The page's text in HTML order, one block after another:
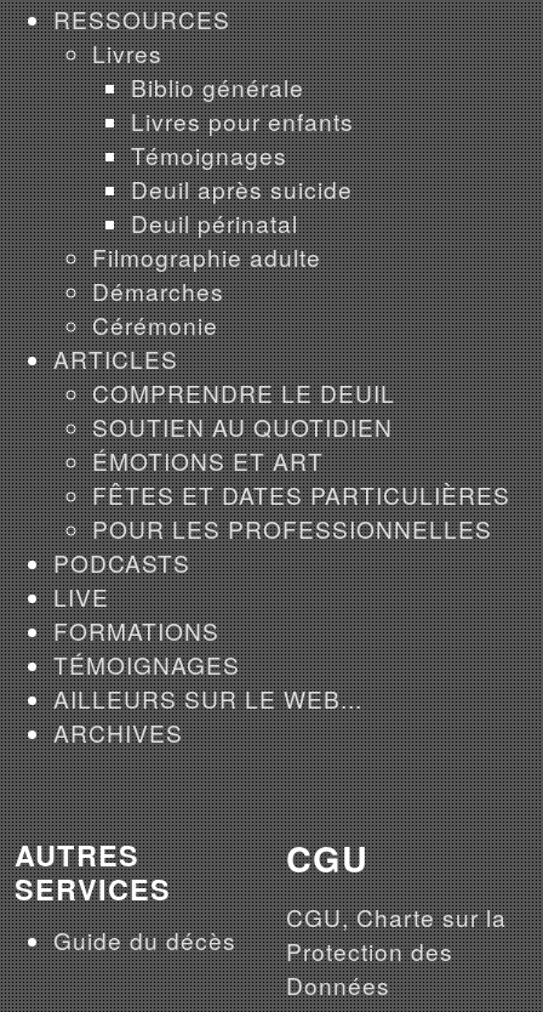
RESSOURCES
Livres
Biblio générale
Livres pour enfants
Témoignages
Deuil après suicide
Deuil périnatal
Filmographie adulte
Démarches
Cérémonie
ARTICLES
COMPRENDRE LE DEUIL
SOUTIEN AU QUOTIDIEN
ÉMOTIONS ET ART
FÊTES ET DATES PARTICULIÈRES
POUR LES PROFESSIONNELLES
PODCASTS
LIVE
FORMATIONS
TÉMOIGNAGES
AILLEURS SUR LE WEB...
ARCHIVES
AUTRES
SERVICES
Guide du décès
CGU
CGU, Charte sur la
Protection des
Données